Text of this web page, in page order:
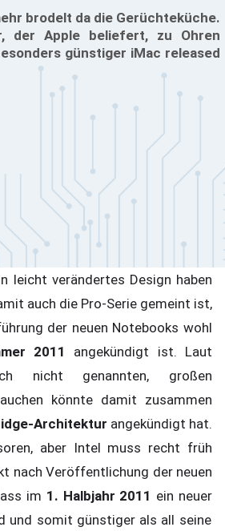
brodelt da die Gerüchteküche.
der Apple beliefert, zu Ohren
günstiger iMac released
leicht verändertes Design haben
auch die Pro-Serie gemeint ist,
der neuen Notebooks wohl
2011
angekündigt ist. Laut
nicht genannten, großen
könnte damit zusammen
Architektur angekündigt hat.
aber Intel muss recht früh
nach Veröffentlichung der neuen
im 1. Halbjahr 2011 ein neuer
und somit günstiger als all seine